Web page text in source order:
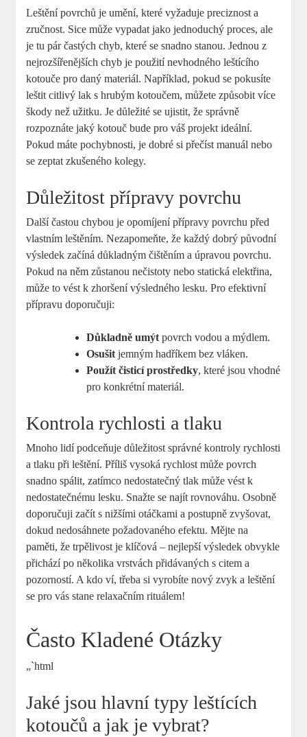
Leštění povrchů je umění, které vyžaduje preciznost a
zručnost. Sice může vypadat jako jednoduchý proces, ale
je tu pár častých chyb, které se snadno stanou. Jednou z
nejrozšířenějších chyb je použití nevhodného leštícího
kotouče pro daný materiál. Například, pokud se pokusíte
leštit citlivý lak s hrubým kotoučem, můžete způsobit více
škody než užitku. Je důležité se ujistit, že správně
rozpoznáte jaký kotouč bude pro váš projekt ideální.
Pokud máte pochybnosti, je dobré si přečíst manuál nebo
se zeptat zkušeného kolegy.
Důležitost přípravy povrchu
Další častou chybou je opomíjení přípravy povrchu před
vlastním leštěním. Nezapomeňte, že každý dobrý původní
výsledek začíná důkladným čištěním a úpravou povrchu.
Pokud na něm zůstanou nečistoty nebo statická elektřina,
může to vést k zhoršení výsledného lesku. Pro efektivní
přípravu doporučuji:
Důkladně umýt povrch vodou a mýdlem.
Osušit jemným hadříkem bez vláken.
Použít čisticí prostředky, které jsou vhodné
pro konkrétní materiál.
Kontrola rychlosti a tlaku
Mnoho lidí podceňuje důležitost správné kontroly rychlosti
a tlaku při leštění. Příliš vysoká rychlost může povrch
snadno spálit, zatímco nedostatečný tlak může vést k
nedostatečnému lesku. Snažte se najít rovnováhu. Osobně
doporučuji začít s nižšími otáčkami a postupně zvyšovat,
dokud nedosáhnete požadovaného efektu. Mějte na
paměti, že trpělivost je klíčová – nejlepší výsledek obvykle
přichází po několika vrstvách přidávaných s citem a
pozorností. A kdo ví, třeba si vyrobíte nový zvyk a leštění
se pro vás stane relaxačním rituálem!
Často Kladené Otázky
„`html
Jaké jsou hlavní typy leštících
kotoučů a jak je vybrat?